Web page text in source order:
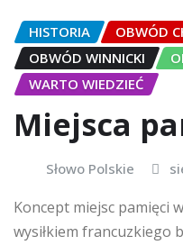
HISTORIA
OBWÓD
OBWÓD WINNICKI
WARTO WIEDZIEĆ
Miejsca
Słowo Polskie
Koncept miejsc pamięci
wysiłkiem francuzkiego